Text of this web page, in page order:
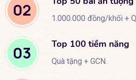
02 1.000.000 đồng/khối +
03 Top 100 tiềm năng
Quà tặng + GCN.